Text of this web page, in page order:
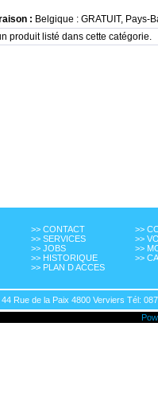
: Belgique : GRATUIT, Pays-
produit listé dans cette catégorie.
>> CONTACT
>> SERVICES
>> JOBS
>> HISTORIQUE
>> PLAN D ACCES
>>
>>
>>
>>
Rue de la Paix 4800 Verviers Tél: